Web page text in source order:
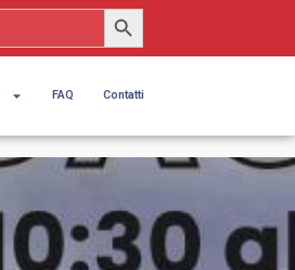
Search Button
FAQ Contatti